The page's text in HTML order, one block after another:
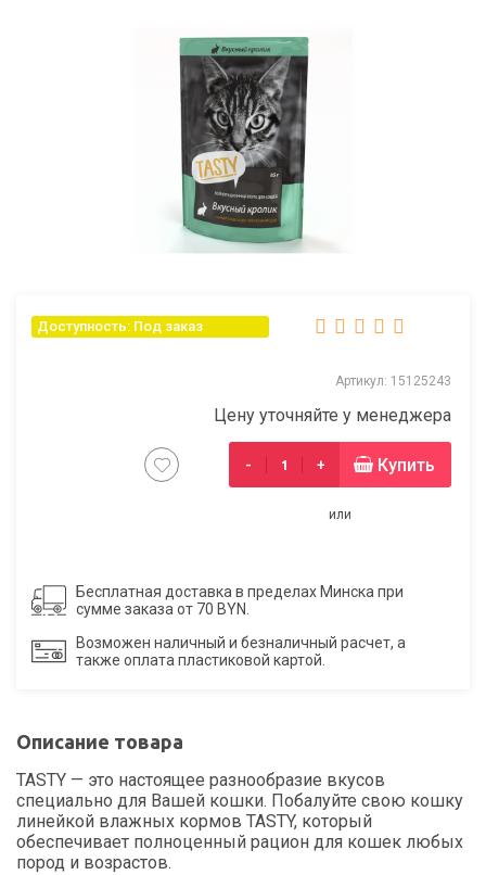
Доступность: Под заказ
Артикул: 15125243
Цену уточняйте у менеджера
- + Купить
или
Бесплатная доставка в пределах Минска при
сумме заказа от 70 BYN.
Возможен наличный и безналичный расчет, а
также оплата пластиковой картой.
Описание товара
TASTY — это настоящее разнообразие вкусов
специально для Вашей кошки. Побалуйте свою кошку
линейкой влажных кормов TASTY, который
обеспечивает полноценный рацион для кошек любых
пород и возрастов.